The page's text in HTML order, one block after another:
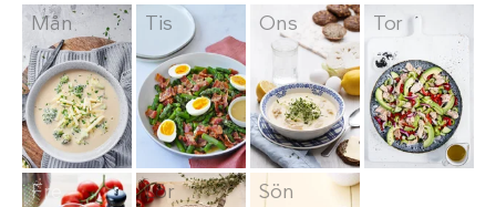
Mån Tis Ons Tor
Fre Lör Sön